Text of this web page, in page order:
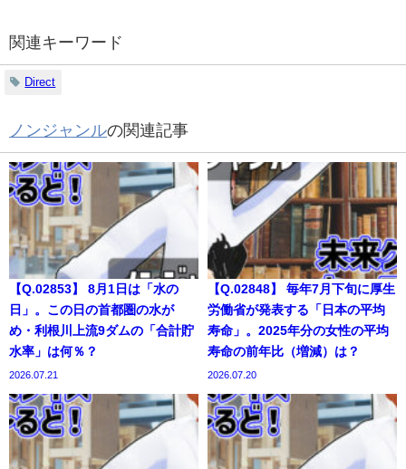
関連キーワード
Direct
ノンジャンルの関連記事
【Q.02853】 8月1日は「水の
日」。この日の首都圏の水が
め・利根川上流9ダムの「合計貯
水率」は何％？
2026.07.21
【Q.02848】 毎年7月下旬に厚生
労働省が発表する「日本の平均
寿命」。2025年分の女性の平均
寿命の前年比（増減）は？
2026.07.20